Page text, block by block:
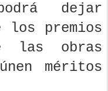
dejar
los premios
las obras
méritos